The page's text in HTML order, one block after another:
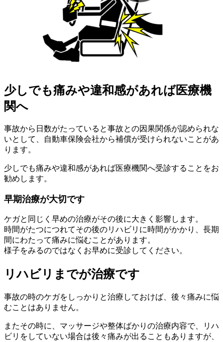
少しでも痛みや違和感があれば医療機
関へ
事故から日数がたっていると事故との因果関係が認められな
いとして、自動車保険会社から補償が受けられないことがあ
ります。
少しでも痛みや違和感があれば医療機関へ受診することをお
勧めします。
早期治療が大切です
ケガと同じく早めの治療がその後に大きく影響します。
時間がたつにつれてその後のリハビリに時間がかかり、長期
間にわたって痛みに悩むことがあります。
様子をみるのではなくお早めに受診してください。
リハビリまでが治療です
事故の時のケガをしっかりと治療しておけば、後々痛みに悩
むことはありません。
またその時に、マッサージや整体ばかりの治療内容で、リハ
ビリをしていない場合は後々痛みが出ることもありますが、